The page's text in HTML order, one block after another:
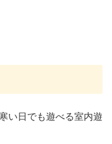
い日でも遊べる室内遊